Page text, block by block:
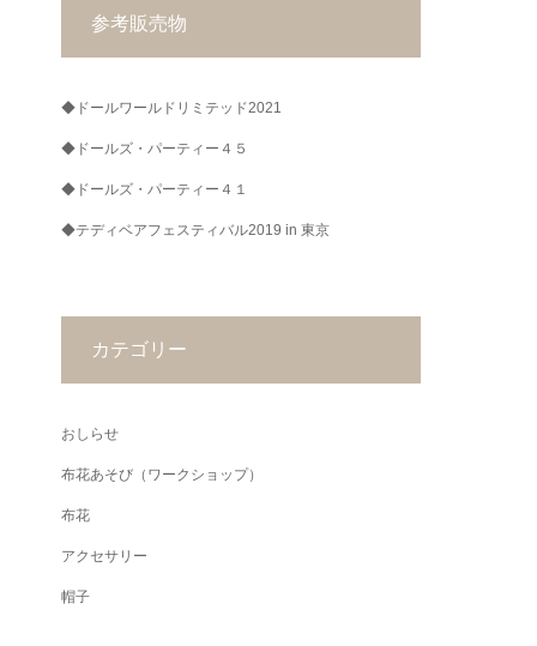
参考販売物
◆ドールワールドリミテッド2021
◆ドールズ・パーティー４５
◆ドールズ・パーティー４１
◆テディベアフェスティバル2019 in 東京
カテゴリー
おしらせ
布花あそび（ワークショップ）
布花
アクセサリー
帽子